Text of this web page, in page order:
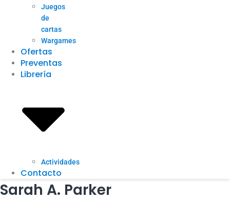
Juegos
de
cartas
Wargames
Ofertas
Preventas
Librería
Actividades
Contacto
Sarah A. Parker